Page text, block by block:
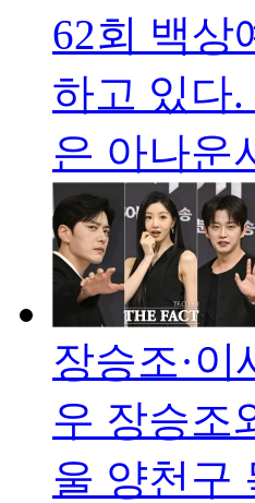
62회 백상
하고 있다
은 아나운
장승조·
우 장승조
울 양천구